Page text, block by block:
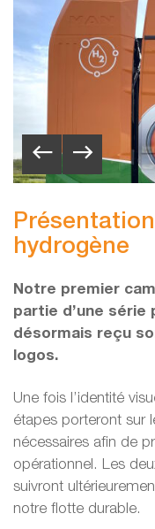
hydrogène
Notre premier
partie d’une série
désormais reçu
logos.
Une fois l’identité
étapes porteront sur
nécessaires afin de
opérationnel. Les
suivront
notre flotte durable.